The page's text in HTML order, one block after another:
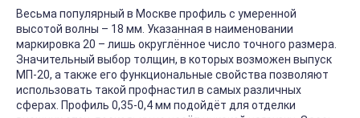
Весьма популярный в Москве профиль с умеренной
высотой волны – 18 мм. Указанная в наименовании
маркировка 20 – лишь округлённое число точного размера.
Значительный выбор толщин, в которых возможен выпуск
МП-20, а также его функциональные свойства позволяют
использовать такой профнастил в самых различных
сферах. Профиль 0,35-0,4 мм подойдёт для отделки